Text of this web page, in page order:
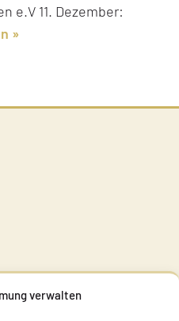
verwalten
e.V 11. Dezember: